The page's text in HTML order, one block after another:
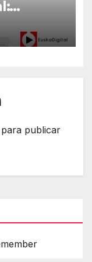
para publicar